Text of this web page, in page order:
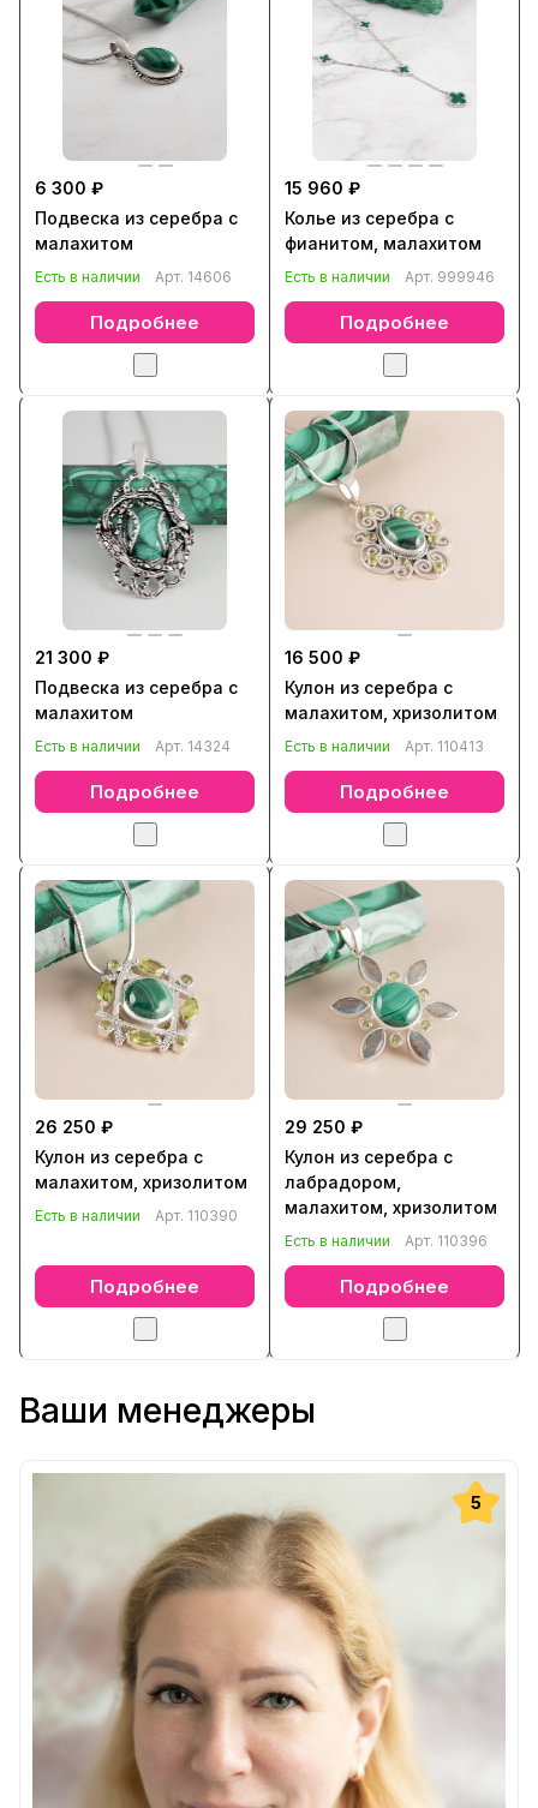
6 300 ₽
Подвеска из серебра с
малахитом
Есть в наличии Арт. 14606
Подробнее
15 960 ₽
Колье из серебра с
фианитом, малахитом
Есть в наличии Арт. 999946
Подробнее
21 300 ₽
Подвеска из серебра с
малахитом
Есть в наличии Арт. 14324
Подробнее
16 500 ₽
Кулон из серебра с
малахитом, хризолитом
Есть в наличии Арт. 110413
Подробнее
26 250 ₽
Кулон из серебра с
малахитом, хризолитом
Есть в наличии Арт. 110390
Подробнее
29 250 ₽
Кулон из серебра с
лабрадором,
малахитом, хризолитом
Есть в наличии Арт. 110396
Подробнее
Ваши менеджеры
5